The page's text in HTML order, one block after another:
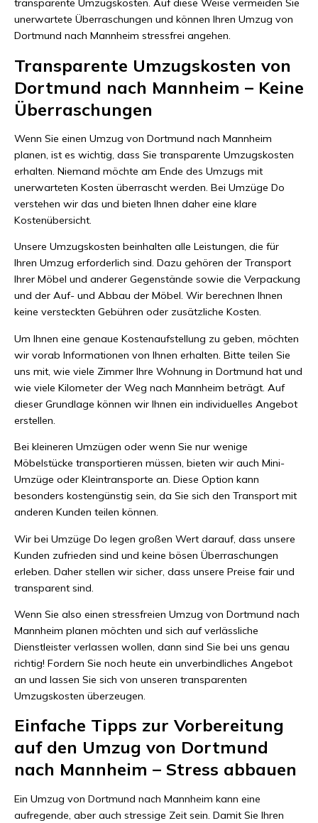
transparente Umzugskosten. Auf diese Weise vermeiden Sie
unerwartete Überraschungen und können Ihren Umzug von
Dortmund nach Mannheim stressfrei angehen.
Transparente Umzugskosten von
Dortmund nach Mannheim – Keine
Überraschungen
Wenn Sie einen Umzug von Dortmund nach Mannheim
planen, ist es wichtig, dass Sie transparente Umzugskosten
erhalten. Niemand möchte am Ende des Umzugs mit
unerwarteten Kosten überrascht werden. Bei Umzüge Do
verstehen wir das und bieten Ihnen daher eine klare
Kostenübersicht.
Unsere Umzugskosten beinhalten alle Leistungen, die für
Ihren Umzug erforderlich sind. Dazu gehören der Transport
Ihrer Möbel und anderer Gegenstände sowie die Verpackung
und der Auf- und Abbau der Möbel. Wir berechnen Ihnen
keine versteckten Gebühren oder zusätzliche Kosten.
Um Ihnen eine genaue Kostenaufstellung zu geben, möchten
wir vorab Informationen von Ihnen erhalten. Bitte teilen Sie
uns mit, wie viele Zimmer Ihre Wohnung in Dortmund hat und
wie viele Kilometer der Weg nach Mannheim beträgt. Auf
dieser Grundlage können wir Ihnen ein individuelles Angebot
erstellen.
Bei kleineren Umzügen oder wenn Sie nur wenige
Möbelstücke transportieren müssen, bieten wir auch Mini-
Umzüge oder Kleintransporte an. Diese Option kann
besonders kostengünstig sein, da Sie sich den Transport mit
anderen Kunden teilen können.
Wir bei Umzüge Do legen großen Wert darauf, dass unsere
Kunden zufrieden sind und keine bösen Überraschungen
erleben. Daher stellen wir sicher, dass unsere Preise fair und
transparent sind.
Wenn Sie also einen stressfreien Umzug von Dortmund nach
Mannheim planen möchten und sich auf verlässliche
Dienstleister verlassen wollen, dann sind Sie bei uns genau
richtig! Fordern Sie noch heute ein unverbindliches Angebot
an und lassen Sie sich von unseren transparenten
Umzugskosten überzeugen.
Einfache Tipps zur Vorbereitung
auf den Umzug von Dortmund
nach Mannheim – Stress abbauen
Ein Umzug von Dortmund nach Mannheim kann eine
aufregende, aber auch stressige Zeit sein. Damit Sie Ihren